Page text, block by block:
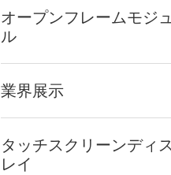
オープンフレームモジ
ル
業界展示
タッチスクリーンディ
レイ